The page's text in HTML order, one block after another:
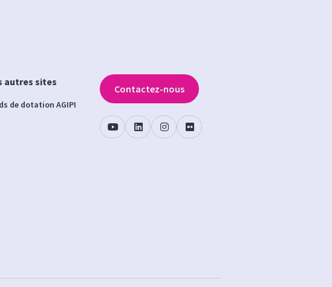
autres sites
de dotation AGIPI
Contactez-nous